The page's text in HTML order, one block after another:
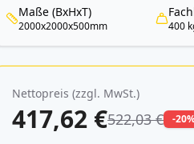
Maße (BxHxT)
2000x2000x500mm 400
Nettopreis (zzgl. MwSt.)
417,62 €522,03 € -